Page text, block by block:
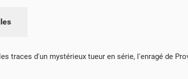
traces d'un mystérieux tueur en série, l'enragé de